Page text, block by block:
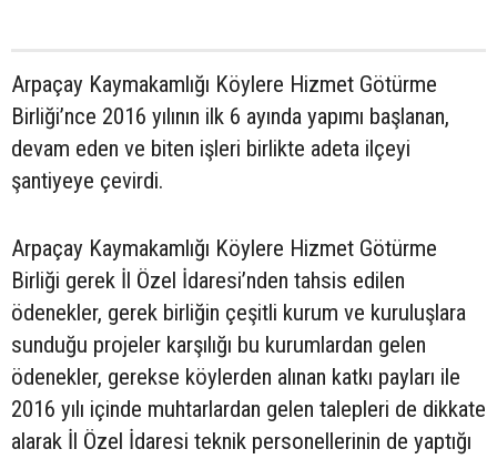
Arpaçay Kaymakamlığı Köylere Hizmet Götürme
Birliği’nce 2016 yılının ilk 6 ayında yapımı başlanan,
devam eden ve biten işleri birlikte adeta ilçeyi
şantiyeye çevirdi.
Arpaçay Kaymakamlığı Köylere Hizmet Götürme
Birliği gerek İl Özel İdaresi’nden tahsis edilen
ödenekler, gerek birliğin çeşitli kurum ve kuruluşlara
sunduğu projeler karşılığı bu kurumlardan gelen
ödenekler, gerekse köylerden alınan katkı payları ile
2016 yılı içinde muhtarlardan gelen talepleri de dikkate
alarak İl Özel İdaresi teknik personellerinin de yaptığı